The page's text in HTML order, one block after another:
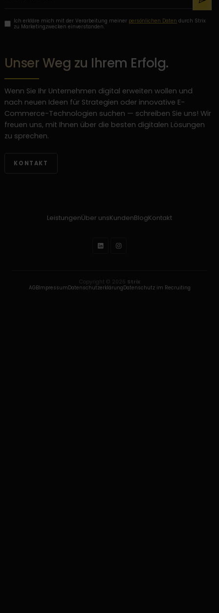
Ich erkläre mich mit der Verarbeitung meiner persönlichen Daten durch Strix
zu Marketingzwecken einverstanden.
Unser Weg zu Ihrem Erfolg.
Wenn Sie Ihr Unternehmen digital erweiten wollen und
nach neuen Ideen für Strategien oder innovative E-
Commerce-Technologien suchen — schreiben Sie uns! Wir
freuen uns, mit Ihnen über die besten digitalen Lösungen
zu sprechen.
KONTAKT
LeistungenÜber unsKundenBlogKontakt
Copyright © 2026 Strix
AGBImpressumDatenschutzerklärungDatenschutz im Recruiting